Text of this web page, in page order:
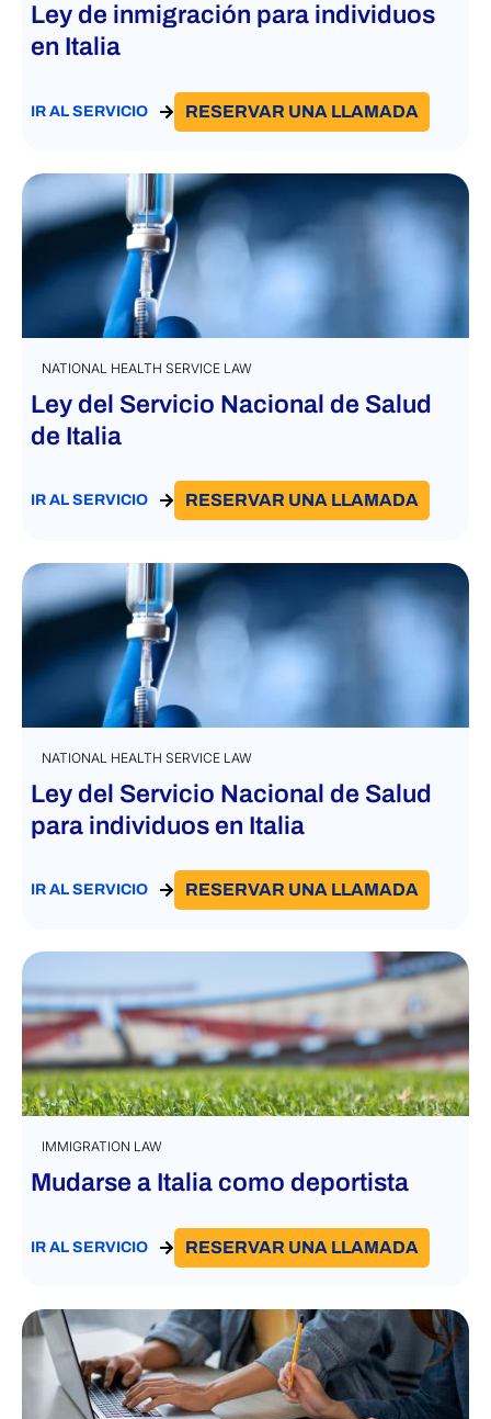
Ley de inmigración para individuos
en Italia
IR AL SERVICIO RESERVAR UNA LLAMADA
NATIONAL HEALTH SERVICE LAW
Ley del Servicio Nacional de Salud
de Italia
IR AL SERVICIO RESERVAR UNA LLAMADA
NATIONAL HEALTH SERVICE LAW
Ley del Servicio Nacional de Salud
para individuos en Italia
IR AL SERVICIO RESERVAR UNA LLAMADA
IMMIGRATION LAW
Mudarse a Italia como deportista
IR AL SERVICIO RESERVAR UNA LLAMADA